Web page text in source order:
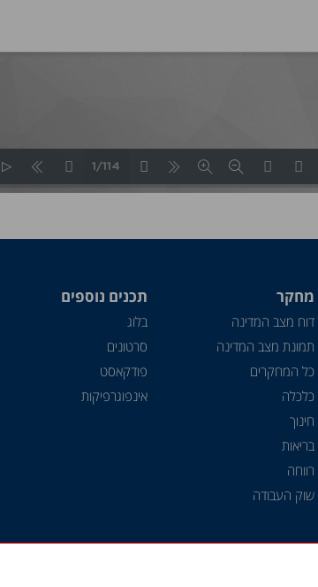
מחקר
דוח מצב המדינה
תמונת מצב המדינה
כל המחקרים
כלכלה
חינוך
בריאות
רווחה
שוק העבודה
תכנים נוספים
בלוג
סרטונים
פודקאסט
אינפוגרפיקות